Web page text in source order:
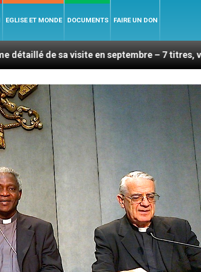
EGLISE ET MONDE DOCUMENTS FAIRE UN DON
en septembre – 7 titres, vendredi 7 août